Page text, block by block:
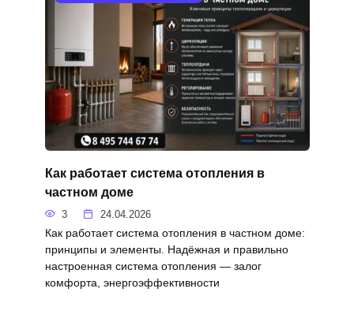
Как работает система отопления в
частном доме
3 24.04.2026
Как работает система отопления в частном доме:
принципы и элементы. Надёжная и правильно
настроенная система отопления — залог
комфорта, энергоэффективности